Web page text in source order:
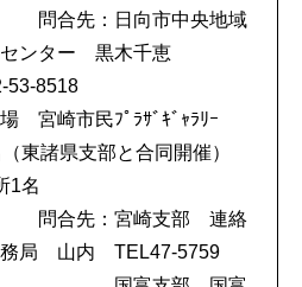
：日向市中央地域
センター 黒木千恵
53-8518
宮崎市民ﾌﾟﾗｻﾞｷﾞｬﾗﾘｰ
東諸県支部と合同開催）
1名
：宮崎支部 連絡
務局 山内 TEL47-5759